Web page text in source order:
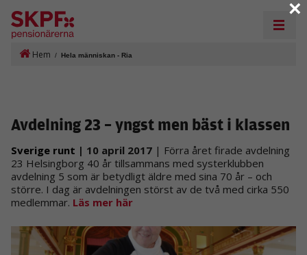
Hem / Hela människan - Ria
Avdelning 23 – yngst men bäst i klassen
Sverige runt | 10 april 2017 | Förra året firade avdelning
23 Helsingborg 40 år tillsammans med systerklubben
avdelning 5 som är betydligt äldre med sina 70 år – och
större. I dag är avdelningen störst av de två med cirka 550
medlemmar. Läs mer här
×